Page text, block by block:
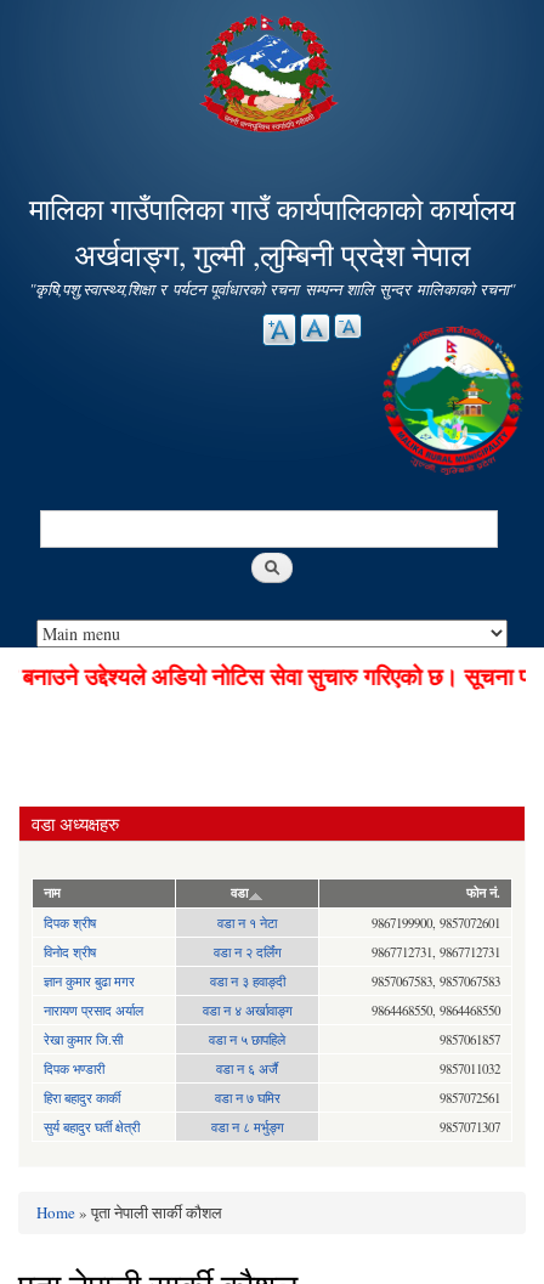
main
content
मालिका गाउँपालिका गाउँ कार्यपालिकाको कार्यालय
अर्खवाङ्ग, गुल्मी ,लुम्बिनी प्रदेश नेपाल
"कृषि,पशु,स्वास्थ्य,शिक्षा र पर्यटन पूर्वाधारको रचना सम्पन्न शालि सुन्दर मालिकाको रचना"
Search
उद्देश्यले अडियो नोटिस सेवा सुचारु गरिएको छ। सूचना
वडा अध्यक्षहरु
नाम वडा फोन नं.
दिपक श्रीष वडा न १ नेटा
9867199900, 9857072601
विनोद श्रीष
वडा न २ दर्लिंग
9867712731, 9867712731
ज्ञान कुमार बुढा मगर
वडा न ३ हवाङ्दी
9857067583, 9857067583
नारायण प्रसाद अर्याल
वडा न‍ ४ अर्खावाङ्ग
9864468550, 9864468550
रेखा कुमार जि.सी
वडा न ५ छापहिले
9857061857
दिपक भण्डारी
वडा न ६ अर्जै
9857011032
हिरा बहादुर कार्की
वडा न ७ घमिर
9857072561
सुर्य बहादुर घर्ती क्षेत्री
वडा न ८ मर्भुङ्ग 9857071307
You are here
Home» पृता नेपाली सार्की कौशल